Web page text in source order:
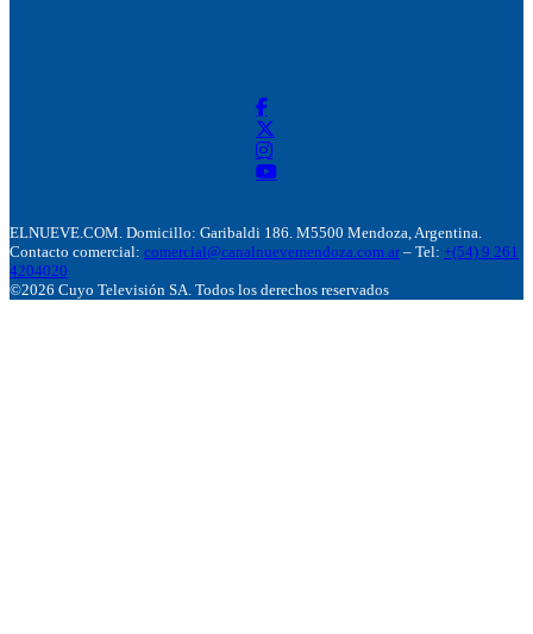
ELNUEVE.COM. Domicillo: Garibaldi 186. M5500 Mendoza, Argentina.
Contacto comercial: comercial@canalnuevemendoza.com.ar – Tel: +(54) 9 261
4204020
©2026 Cuyo Televisión SA. Todos los derechos reservados